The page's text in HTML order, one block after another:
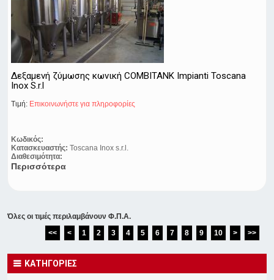
Δεξαμενή ζύμωσης κωνική COMBITANK Impianti Toscana
Inox S.r.l
Τιμή: Eπικοινωνήστε για πληροφορίες
Κωδικός:
Κατασκευαστής: Toscana Inox s.r.l.
Διαθεσιμότητα:
Περισσότερα
Όλες οι τιμές περιλαμβάνουν Φ.Π.Α.
<<
< 1 2 3 4 5 6 7 8 9 10 > >>
ΚΑΤΗΓΟΡΙΕΣ